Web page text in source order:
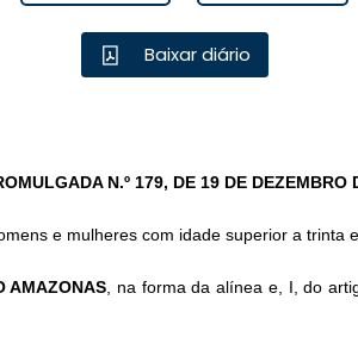
Baixar diário
N.º 179, DE 19 DE DEZEMBRO
e mulheres com idade superior a trinta
AMAZONAS , na forma da alínea e, I, do